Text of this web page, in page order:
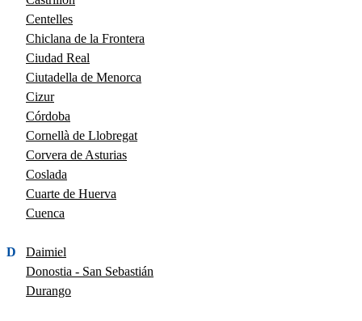
Centelles
Chiclana de la Frontera
Ciudad Real
Ciutadella de Menorca
Cizur
Córdoba
Cornellà de Llobregat
Corvera de Asturias
Coslada
Cuarte de Huerva
Cuenca
D
Daimiel
Donostia - San Sebastián
Durango